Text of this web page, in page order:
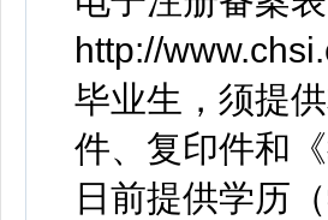
http://
毕业生，须提
件、复印件和
日前提供学历